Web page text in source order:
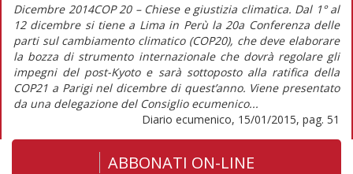
Dicembre 2014COP 20 – Chiese e giustizia climatica. Dal 1° al
12 dicembre si tiene a Lima in Perù la 20a Conferenza delle
parti sul cambiamento climatico (COP20), che deve elaborare
la bozza di strumento internazionale che dovrà regolare gli
impegni del post-Kyoto e sarà sottoposto alla ratifica della
COP21 a Parigi nel dicembre di quest’anno. Viene presentato
da una delegazione del Consiglio ecumenico...
Diario ecumenico, 15/01/2015, pag. 51
ABBONATI ON-LINE